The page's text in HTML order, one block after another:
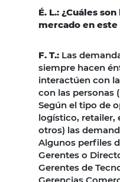
É. L.: ¿Cuáles
mercado en
F. T.: Las
siempre hacen
interactúen con
con las personas
Según el tipo de
logístico, retailer,
otros) las
Algunos perfiles
Gerentes o
Gerentes de